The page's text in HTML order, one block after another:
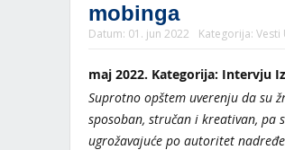
mobinga
Datum: 01. jun 2022 Kategorija: Vesti
maj 2022. Kategorija: Intervju
Suprotno opštem uverenju da su
sposoban, stručan i kreativan, pa
ugrožavajuće po autoritet